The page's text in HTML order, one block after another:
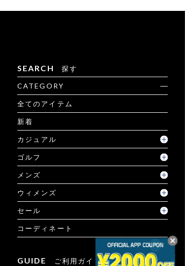
SEARCH 探す
CATEGORY
全てのアイテム
新着
カジュアル
ゴルフ
メンズ
ウィメンズ
セール
コーディネート
GUIDE ご利用ガイド